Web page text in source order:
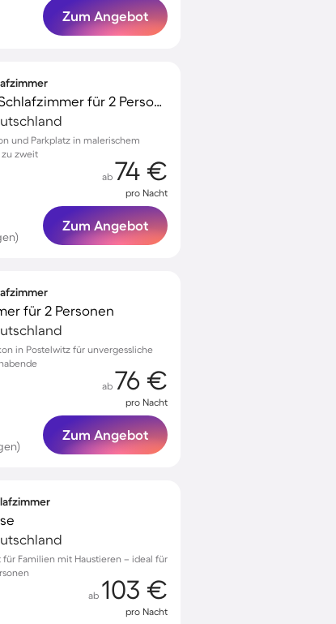
Zum Angebot
Schönes Apartment mit 1 Schlafzimmer für 2 Personen
und Parkplatz in malerischem
zu zweit
ab 74 €
pro Nacht
Zum Angebot
für 2 Personen
in Postelwitz für unvergessliche
ab 76 €
pro Nacht
Zum Angebot
Familien mit Haustieren – ideal für
ab 103 €
pro Nacht